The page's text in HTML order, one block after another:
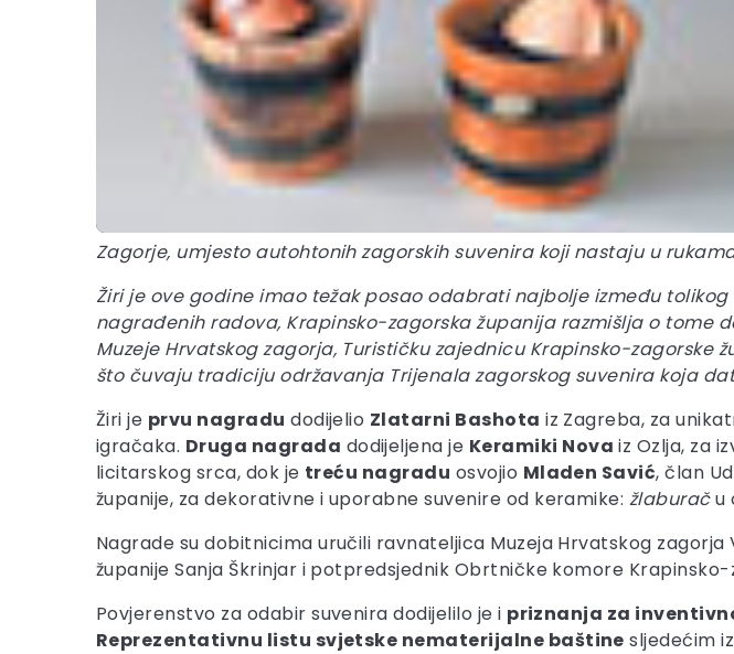
Zagorje, umjesto autohtonih zagorskih suvenira koji nastaju u
Žiri je ove godine imao težak posao odabrati najbolje između
nagrađenih radova, Krapinsko-zagorska županija razmišlja o tome
Muzeje Hrvatskog zagorja, Turističku zajednicu Krapinsko-
što čuvaju tradiciju održavanja Trijenala zagorskog suvenira koja
Žiri je prvu nagradu dodijelio Zlatarni Bashota iz Zagreba, za
igračaka. Druga nagrada dodijeljena je Keramiki Nova iz Ozlja, za
licitarskog srca, dok je treću nagradu osvojio Mladen Savić, član
županije, za dekorativne i uporabne suvenire od keramike: žlaburaču
Nagrade su dobitnicima uručili ravnateljica Muzeja Hrvatskog
županije Sanja Škrinjar i potpredsjednik Obrtničke komore
Povjerenstvo za odabir suvenira dodijelilo je i priznanja za
Reprezentativnu listu svjetske nematerijalne baštine sljedećim